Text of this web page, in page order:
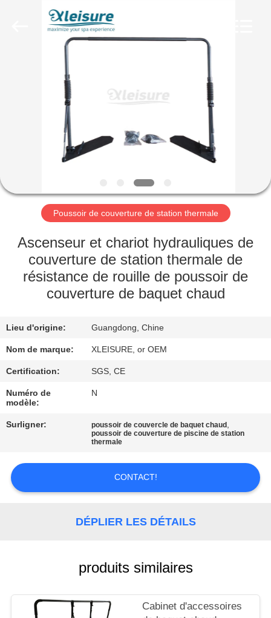
APERÇU
PRODUITS
PROPOS
DE
NOUS
VISITE
D'USINE
CONTRÔLE
LA
QUALITÉ
CONTACT
DEMANDE
SOUMISSION
POLICY
Poussoir de couverture de station thermale
Ascenseur et chariot hydrauliques de
couverture de station thermale de
résistance de rouille de poussoir de
couverture de baquet chaud
Lieu d'origine: Guangdong, Chine
Nom de marque: XLEISURE, or OEM
Certification: SGS, CE
Numéro de
modèle:
N
Surligner: poussoir de couvercle de baquet chaud ,
poussoir de couverture de piscine de station
thermale
CONTACT!
DÉPLIER LES DÉTAILS
produits similaires
Cabinet d'accessoires